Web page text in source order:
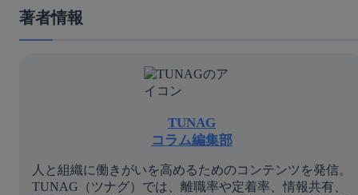
著者情報
TUNAG
コラム編集部
人と組織に働きがいを高めるためのコンテンツを発信。
TUNAG（ツナグ）では、離職率や定着率、情報共有、